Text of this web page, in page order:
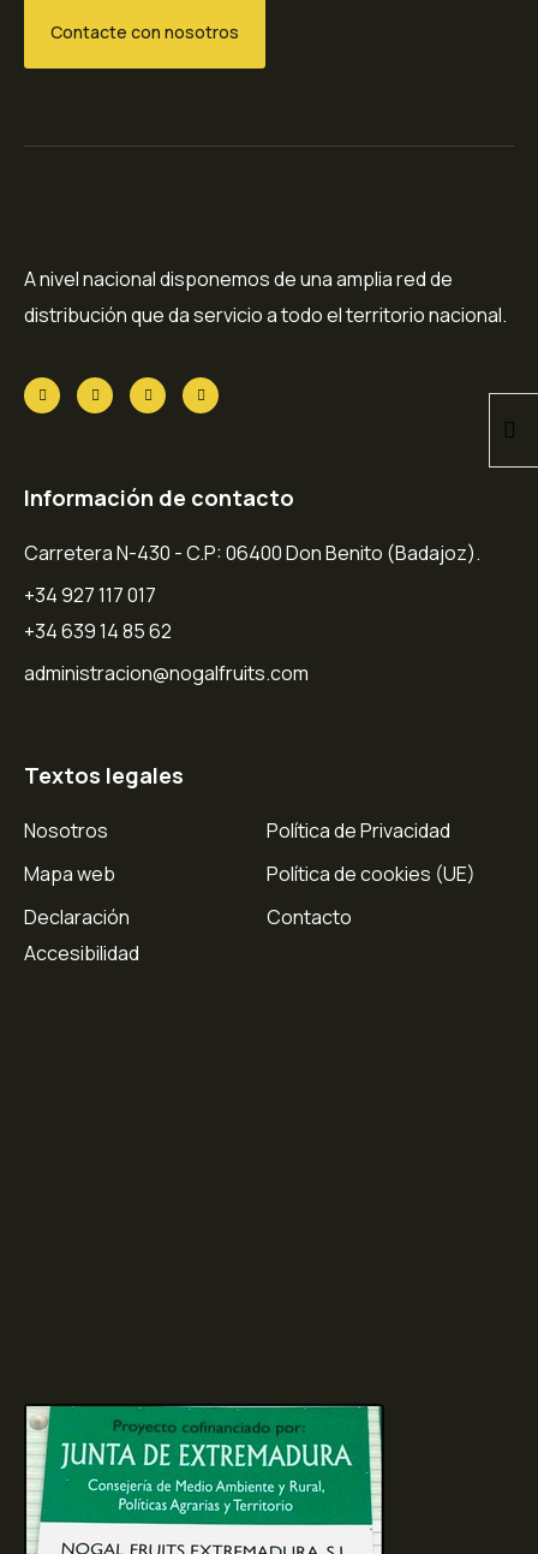
Contacte con nosotros
A nivel nacional disponemos de una amplia red de
distribución que da servicio a todo el territorio nacional.
Información de contacto
Carretera N-430 - C.P: 06400 Don Benito (Badajoz).
+34 927 117 017
+34 639 14 85 62
administracion@nogalfruits.com
Textos legales
Nosotros
Mapa web
Declaración
Accesibilidad
Política de Privacidad
Política de cookies (UE)
Contacto